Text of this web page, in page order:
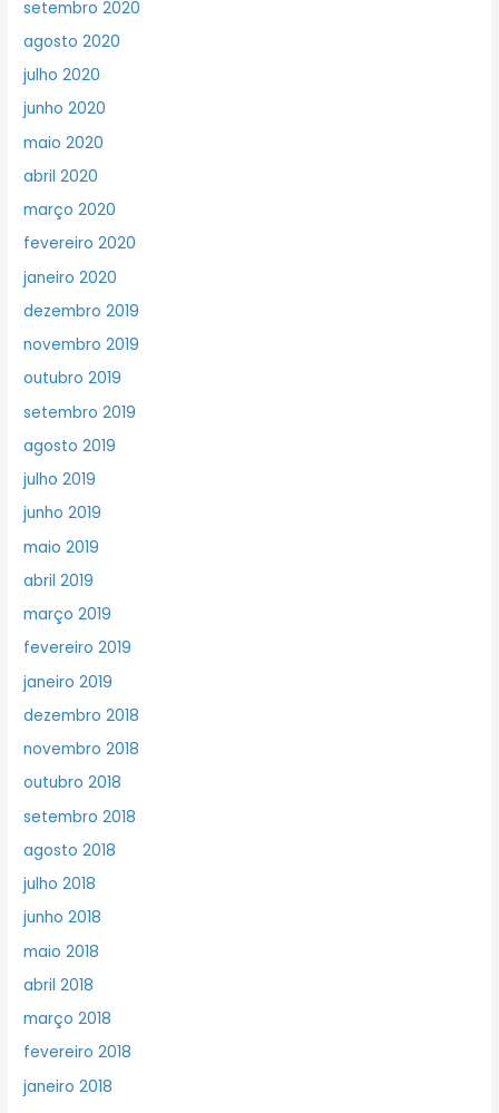
setembro 2020
agosto 2020
julho 2020
junho 2020
maio 2020
abril 2020
março 2020
fevereiro 2020
janeiro 2020
dezembro 2019
novembro 2019
outubro 2019
setembro 2019
agosto 2019
julho 2019
junho 2019
maio 2019
abril 2019
março 2019
fevereiro 2019
janeiro 2019
dezembro 2018
novembro 2018
outubro 2018
setembro 2018
agosto 2018
julho 2018
junho 2018
maio 2018
abril 2018
março 2018
fevereiro 2018
janeiro 2018